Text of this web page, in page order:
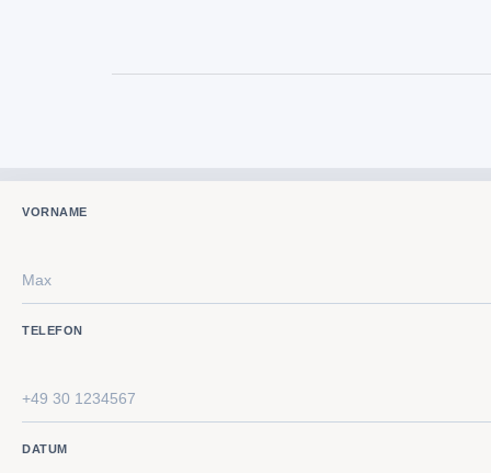
VORNAME
TELEFON
DATUM